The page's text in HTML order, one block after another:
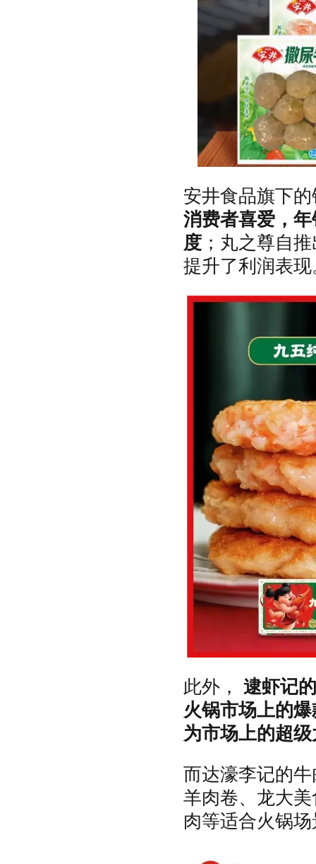
安井食品旗下
消费者喜爱，
度 ；丸之尊自
提升了利润表现‌
此外， 逮虾记
火锅市场上的
为市场上的超
而达濠李记的
羊肉卷、龙大
肉等适合火锅